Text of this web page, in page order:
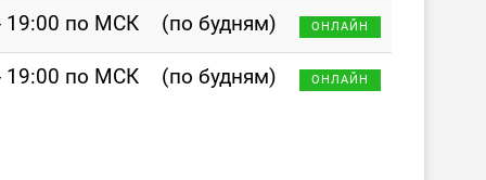
19:00 по МСК (по будням) ОНЛАЙН
19:00 по МСК (по будням) ОНЛАЙН